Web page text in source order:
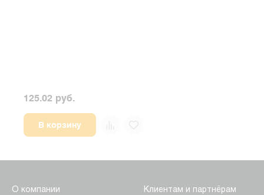
125.02 руб.
В корзину
О компании Клиентам и партнёрам